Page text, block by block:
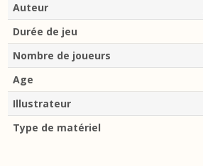
Auteur
Durée de jeu
Nombre de joueurs
Age
Illustrateur
Type de matériel